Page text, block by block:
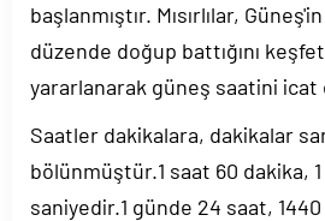
başlanmıştır. Mısırlılar,
düzende doğup battığını
yararlanarak güneş saatini icat
Saatler dakikalara, dakikalar
bölünmüştür.1 saat 60 dakika,
saniyedir.1 günde 24 saat,